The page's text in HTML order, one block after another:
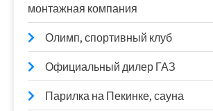
монтажная компания
Олимп, спортивный клуб
Официальный дилер ГАЗ
Парилка на Пекинке, сауна